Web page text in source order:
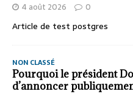
4 août 2026 0
Article de test postgres
NON CLASSÉ
Pourquoi le président
d’annoncer